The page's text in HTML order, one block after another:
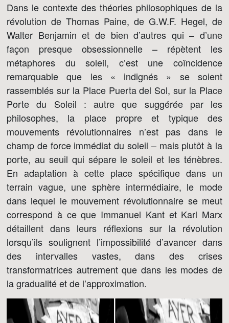
Dans le contexte des théories philosophiques de la
révolution de Thomas Paine, de G.W.F. Hegel, de
Walter Benjamin et de bien d’autres qui – d’une
façon presque obsessionnelle – répètent les
métaphores du soleil, c’est une coïncidence
remarquable que les « indignés » se soient
rassemblés sur la Place Puerta del Sol, sur la Place
Porte du Soleil : autre que suggérée par les
philosophes, la place propre et typique des
mouvements révolutionnaires n’est pas dans le
champ de force immédiat du soleil – mais plutôt à la
porte, au seuil qui sépare le soleil et les ténèbres.
En adaptation à cette place spécifique dans un
terrain vague, une sphère intermédiaire, le mode
dans lequel le mouvement révolutionnaire se meut
correspond à ce que Immanuel Kant et Karl Marx
détaillent dans leurs réflexions sur la révolution
lorsqu’ils soulignent l’impossibilité d’avancer dans
des intervalles vastes, dans des crises
transformatrices autrement que dans les modes de
la gradualité et de l’approximation.